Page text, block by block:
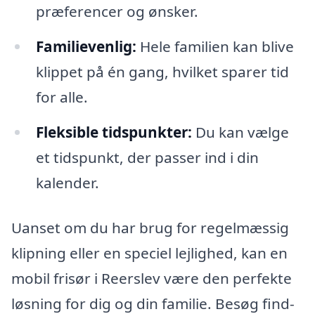
præferencer og ønsker.
Familievenlig: Hele familien kan blive
klippet på én gang, hvilket sparer tid
for alle.
Fleksible tidspunkter: Du kan vælge
et tidspunkt, der passer ind i din
kalender.
Uanset om du har brug for regelmæssig
klipning eller en speciel lejlighed, kan en
mobil frisør i Reerslev være den perfekte
løsning for dig og din familie. Besøg find-